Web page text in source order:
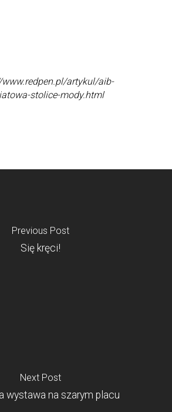
artykul/aib-
stolice-mody.html
Previous Post
Się kręci!
Next Post
wystawa na szarym placu